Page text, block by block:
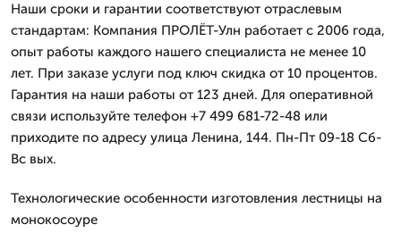
Наши сроки и гарантии соответствуют отраслевым
стандартам: Компания ПРОЛЁТ-Улн работает с 2006 года,
опыт работы каждого нашего специалиста не менее 10
лет. При заказе услуги под ключ скидка от 10 процентов.
Гарантия на наши работы от 123 дней. Для оперативной
связи используйте телефон +7 499 681-72-48 или
приходите по адресу улица Ленина, 144. Пн-Пт 09-18 Сб-
Вс вых.
Технологические особенности изготовления лестницы на
монокосоуре